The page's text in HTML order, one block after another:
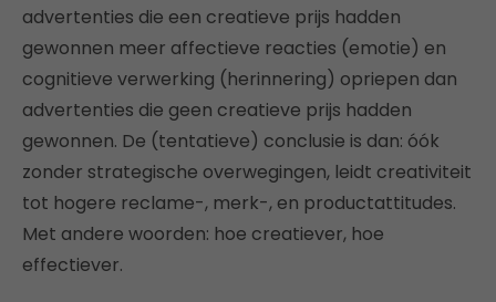
advertenties die een creatieve prijs hadden
gewonnen meer affectieve reacties (emotie) en
cognitieve verwerking (herinnering) opriepen dan
advertenties die geen creatieve prijs hadden
gewonnen. De (tentatieve) conclusie is dan: óók
zonder strategische overwegingen, leidt creativiteit
tot hogere reclame-, merk-, en productattitudes.
Met andere woorden: hoe creatiever, hoe
effectiever.